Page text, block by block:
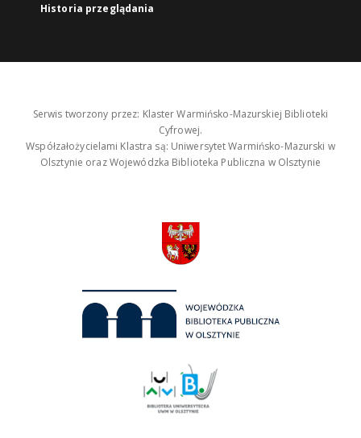
Historia przeglądania
Serwis tworzony przez: Klaster Warmińsko-Mazurskiej Biblioteki
Cyfrowej.
Współzałożycielami Klastra są: Uniwersytet Warmińsko-Mazurski w
Olsztynie oraz Wojewódzka Biblioteka Publiczna w Olsztynie